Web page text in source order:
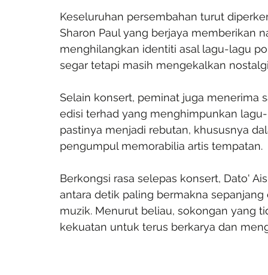
Keseluruhan persembahan turut
Sharon Paul yang berjaya memberikan
menghilangkan identiti asal lagu-lagu
segar tetapi masih mengekalkan
Selain konsert, peminat juga menerima
edisi terhad yang menghimpunkan
pastinya menjadi rebutan, khususnya
pengumpul memorabilia artis tempatan.
Berkongsi rasa selepas konsert, Dato'
antara detik paling bermakna
muzik. Menurut beliau, sokongan yang
kekuatan untuk terus berkarya dan